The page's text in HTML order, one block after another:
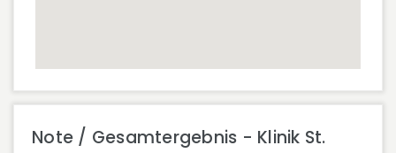
Note / Gesamtergebnis - Klinik St.